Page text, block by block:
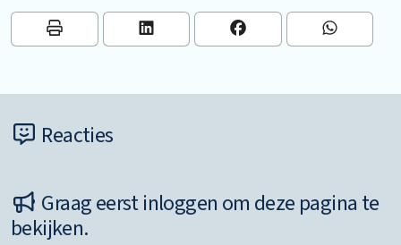
Reacties
Graag eerst inloggen om deze pagina te
bekijken.